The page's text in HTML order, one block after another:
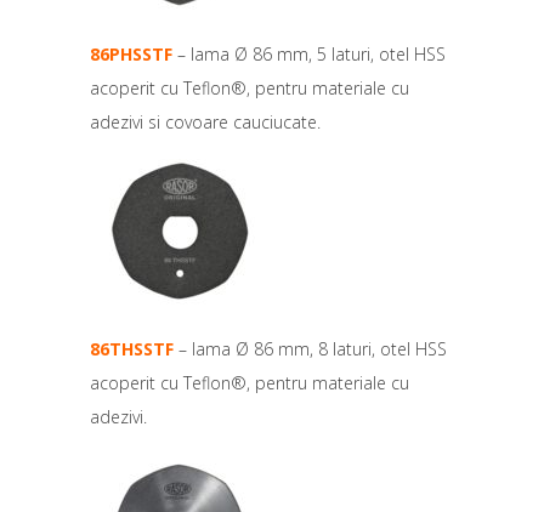
86PHSSTF – lama Ø 86 mm, 5 laturi, otel HSS
acoperit cu Teflon®, pentru materiale cu
adezivi si covoare cauciucate.
86THSSTF – lama Ø 86 mm, 8 laturi, otel HSS
acoperit cu Teflon®, pentru materiale cu
adezivi.